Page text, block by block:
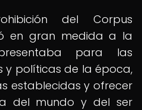
del Corpus
en gran medida a la
para las
y políticas de la época,
establecidas y ofrecer
del mundo y del ser